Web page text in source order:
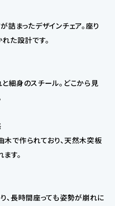
まったデザインチェア。座り
た設計です。
細身のスチール。どこから見
で作られており、天然木突板
す。
、長時間座っても姿勢が崩れに